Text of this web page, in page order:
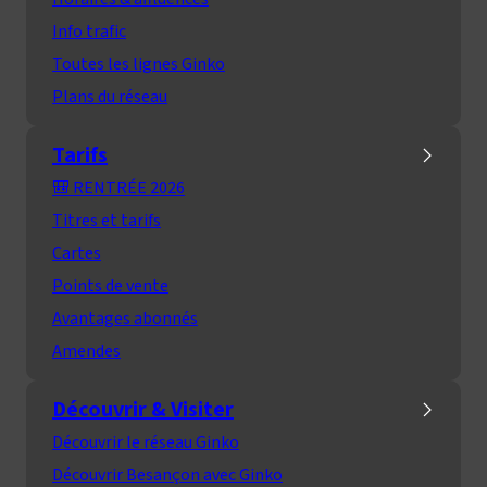
Info trafic
Toutes les lignes Ginko
Plans du réseau
Tarifs
🎒 RENTRÉE 2026
Titres et tarifs
Cartes
Points de vente
Avantages abonnés
Amendes
Découvrir & Visiter
Découvrir le réseau Ginko
Découvrir Besançon avec Ginko